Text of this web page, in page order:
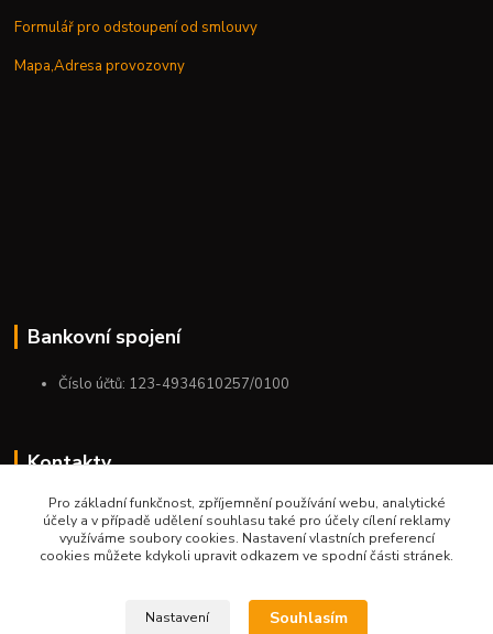
Formulář pro odstoupení od smlouvy
Mapa,Adresa provozovny
Bankovní spojení
Číslo účtů: 123-4934610257/0100
Kontakty
+420 775 954 963
9:00-12:00-13:00-16:00
Pro základní funkčnost, zpříjemnění používání webu, analytické
účely a v případě udělení souhlasu také pro účely cílení reklamy
využíváme soubory cookies. Nastavení vlastních preferencí
cookies můžete kdykoli upravit odkazem ve spodní části stránek.
Nastavení Souhlasím